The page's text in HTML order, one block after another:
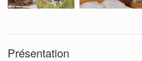
Présentation